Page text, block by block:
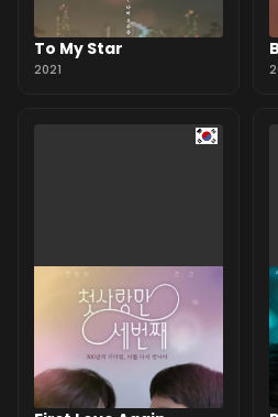
To My Star
2021